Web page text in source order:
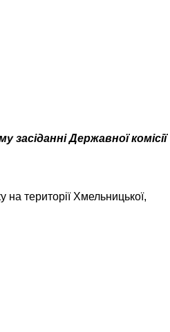
Державної комісії
території Хмельницької,